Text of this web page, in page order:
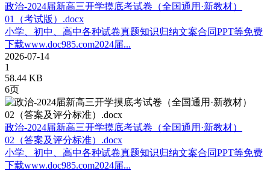
政治-2024届新高三开学摸底考试卷（全国通用·新教材）
01（考试版）.docx
小学、初中、高中各种试卷真题知识归纳文案合同PPT等免费
下载www.doc985.com2024届...
2026-07-14
1
58.44 KB
6页
政治-2024届新高三开学摸底考试卷（全国通用·新教材）
02（答案及评分标准）.docx
小学、初中、高中各种试卷真题知识归纳文案合同PPT等免费
下载www.doc985.com2024届...